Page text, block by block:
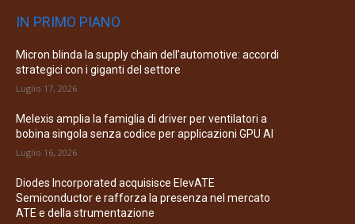
IN PRIMO PIANO
Micron blinda la supply chain dell’automotive: accordi
strategici con i giganti del settore
Luglio 17, 2026
Melexis amplia la famiglia di driver per ventilatori a
bobina singola senza codice per applicazioni GPU AI
Luglio 16, 2026
Diodes Incorporated acquisisce ElevATE
Semiconductor e rafforza la presenza nel mercato
ATE e della strumentazione